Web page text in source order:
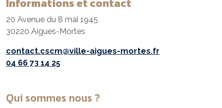
20 Avenue du 8 mai 1945
30220 Aigues-Mortes
contact.cscm@ville-aigues-mortes.fr
04 66 73 14 25
Qui sommes nous ?